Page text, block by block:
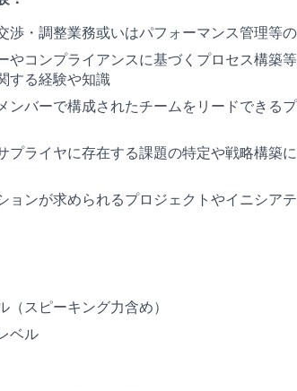
渉・調整業務或いはパフォーマンス管理等
やコンプライアンスに基づくプロセス構築
する経験や知識
ンバーで構成されたチームをリードできる
プライヤに存在する課題の特定や戦略構築
ョンが求められるプロジェクトやイニシア
スピーキング力含め）
ベル